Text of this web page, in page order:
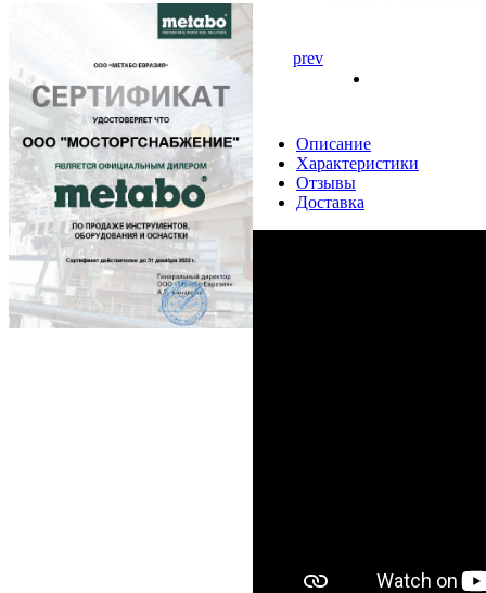
prev
Описание
Характеристики
Отзывы
Доставка